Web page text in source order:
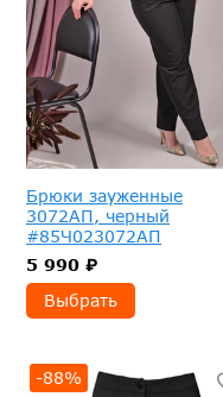
Брюки зауженные
3072АП, черный
#85Ч023072АП
5 990 ₽
Выбрать
-88%